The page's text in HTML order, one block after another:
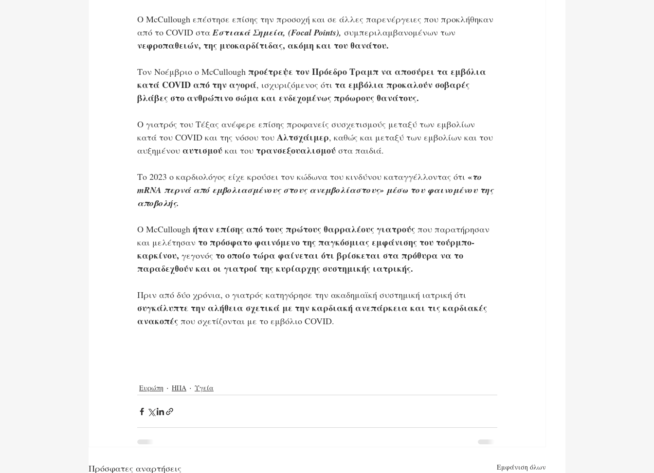
Ο McCullough επέστησε επίσης την προσοχή και σε άλλες παρενέργειες που προκλήθηκαν
από το COVID στα Εστιακά Σημεία, (Focal Points), συμπεριλαμβανομένων των
νεφροπαθειών, της μυοκαρδίτιδας, ακόμη και του θανάτου.
Τον Νοέμβριο ο McCullough προέτρεψε τον Πρόεδρο Τραμπ να αποσύρει τα εμβόλια
κατά COVID από την αγορά, ισχυριζόμενος ότι τα εμβόλια προκαλούν σοβαρές
βλάβες στο ανθρώπινο σώμα και ενδεχομένως πρόωρους θανάτους.
Ο γιατρός του Τέξας ανέφερε επίσης προφανείς συσχετισμούς μεταξύ των εμβολίων
κατά του COVID και της νόσου του Αλτσχάιμερ, καθώς και μεταξύ των εμβολίων και του
αυξημένου αυτισμού και του τρανσεξουαλισμού στα παιδιά.
Το 2023 ο καρδιολόγος είχε κρούσει τον κώδωνα του κινδύνου καταγγέλλοντας ότι «το
mRNA περνά από εμβολιασμένους στους ανεμβολίαστους» μέσω του φαινομένου της
αποβολής.
Ο McCullough ήταν επίσης από τους πρώτους θαρραλέους γιατρούς που παρατήρησαν
και μελέτησαν το πρόσφατο φαινόμενο της παγκόσμιας εμφάνισης του τούρμπο-
καρκίνου, γεγονός το οποίο τώρα φαίνεται ότι βρίσκεται στα πρόθυρα να το
παραδεχθούν και οι γιατροί της κυρίαρχης συστημικής ιατρικής.
Πριν από δύο χρόνια, ο γιατρός κατηγόρησε την ακαδημαϊκή συστημική ιατρική ότι
συγκάλυπτε την αλήθεια σχετικά με την καρδιακή ανεπάρκεια και τις καρδιακές
ανακοπές που σχετίζονται με το εμβόλιο COVID.
Ευρώπη ΗΠΑ Υγεία
Πρόσφατες αναρτήσεις Εμφάνιση όλων